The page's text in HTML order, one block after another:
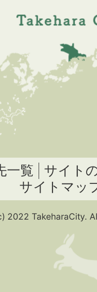
一覧
サイト
サイトマッ
2022 TakeharaCity.